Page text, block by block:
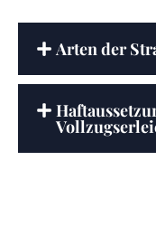
Arten der